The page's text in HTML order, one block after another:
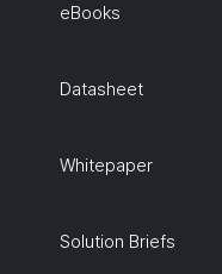
eBooks
Datasheet
Whitepaper
Solution Briefs